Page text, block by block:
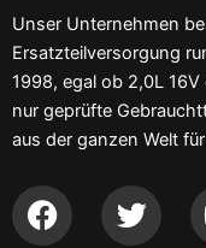
Unser Unternehmen
Ersatzteilversorgung
1998, egal ob 2,0L
nur geprüfte
aus der ganzen Welt
F
a
T
w